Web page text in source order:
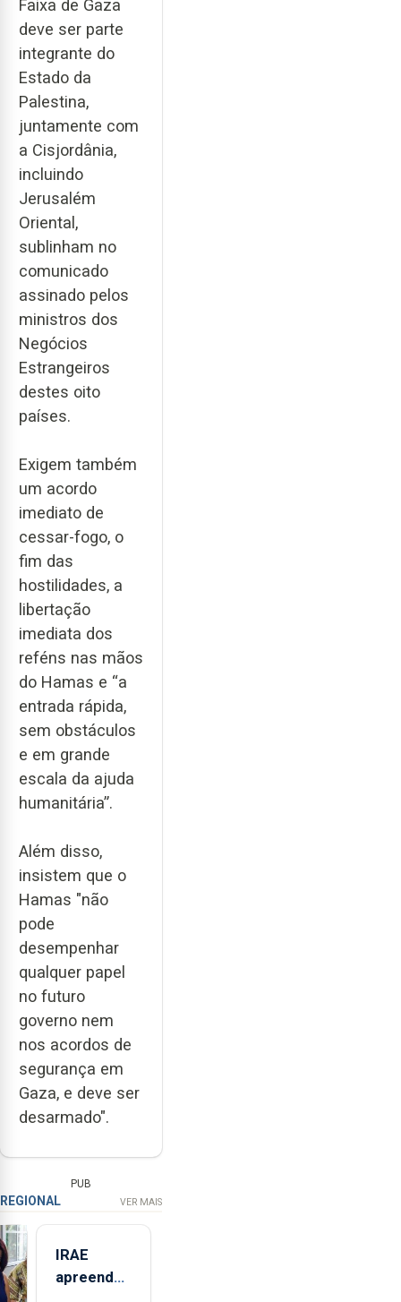
Faixa de Gaza
deve ser parte
integrante do
Estado da
Palestina,
juntamente com
a Cisjordânia,
incluindo
Jerusalém
Oriental,
sublinham no
comunicado
assinado pelos
ministros dos
Negócios
Estrangeiros
destes oito
países.
Exigem também
um acordo
imediato de
cessar-fogo, o
fim das
hostilidades, a
libertação
imediata dos
reféns nas mãos
do Hamas e “a
entrada rápida,
sem obstáculos
e em grande
escala da ajuda
humanitária”.
Além disso,
insistem que o
Hamas "não
pode
desempenhar
qualquer papel
no futuro
governo nem
nos acordos de
segurança em
Gaza, e deve ser
desarmado".
PUB
REGIONAL VER MAIS
IRAE
apreendeu